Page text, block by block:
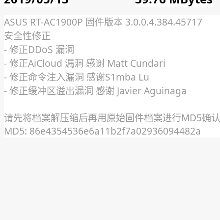
ASUS RT-AC1900P 固件版本 3.0.0.4.384.45717
安全性修正
- 修正DDoS 漏洞
- 修正AiCloud 漏洞 感谢 Matt Cundari
- 修正命令注入漏洞 感谢S1mba Lu
- 修正缓冲区溢出漏洞 感谢 Javier Aguinaga
请先将档案解压缩后再用原始固件档案进行MD5确认
MD5: 86e4354536e6a11b2f7a02936094482a